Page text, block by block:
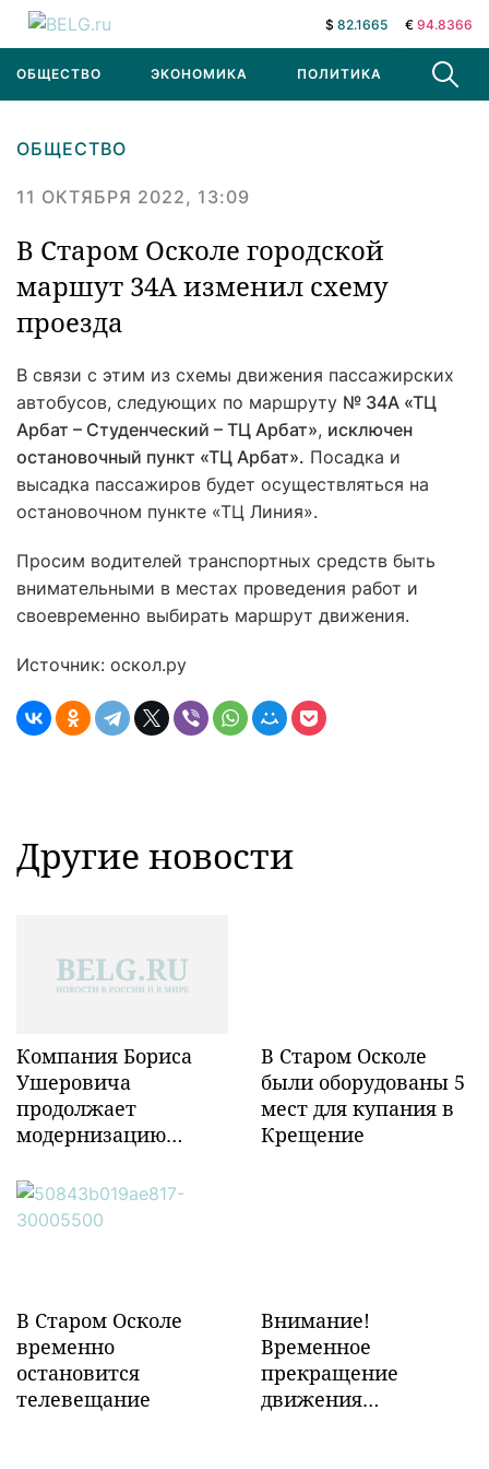
$ 82.1665 € 94.8366
ОБЩЕСТВО ЭКОНОМИКА ПОЛИТИКА В МИРЕ
ОБЩЕСТВО
11 ОКТЯБРЯ 2022, 13:09
В Старом Осколе городской
маршут 34А изменил схему
проезда
В связи с этим из схемы движения пассажирских
автобусов, следующих по маршруту № 34А «ТЦ
Арбат – Студенческий – ТЦ Арбат», исключен
остановочный пункт «ТЦ Арбат». Посадка и
высадка пассажиров будет осуществляться на
остановочном пункте «ТЦ Линия».
Просим водителей транспортных средств быть
внимательными в местах проведения работ и
своевременно выбирать маршрут движения.
Источник: оскол.ру
Другие новости
Компания Бориса
Ушеровича
продолжает
модернизацию
инфраструктуры в
Забайкалье
В Старом Осколе
были оборудованы 5
мест для купания в
Крещение
В Старом Осколе
временно
остановится
телевещание
Внимание!
Временное
прекращение
движения